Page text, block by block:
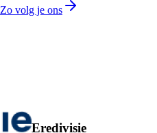
Zo volg je ons
Eredivisie